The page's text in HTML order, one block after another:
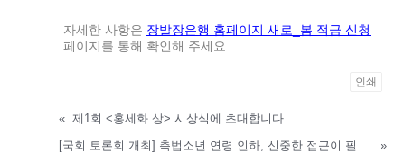
자세한 사항은 장발장은행 홈페이지 새로_봄 적금 신청
페이지를 통해 확인해 주세요.
인쇄
« 제1회 <홍세화 상> 시상식에 초대합니다
»